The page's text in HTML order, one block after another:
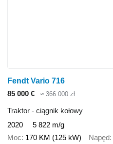
Fendt Vario 716
85 000 €
≈ 366 000 zł
Traktor - ciągnik kołowy
2020
5 822 m/g
Moc 170 KM (125 kW) Napęd